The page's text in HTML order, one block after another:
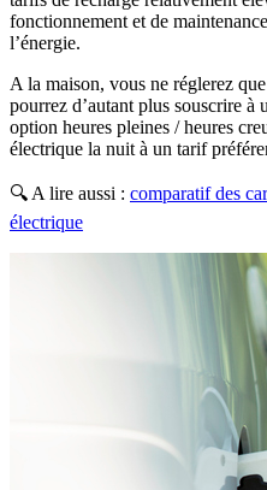
fonctionnement et de
l’énergie.
A la maison, vous ne réglerez
pourrez d’autant plus souscrire à
option heures pleines / heures
électrique la nuit à un tarif
🔍 A lire aussi : comparatif des
électrique